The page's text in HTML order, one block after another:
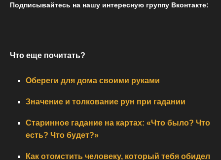
Подписывайтесь на нашу интересную группу Вконтакте:
Что еще почитать?
Обереги для дома своими руками
Значение и толкование рун при гадании
Старинное гадание на картах: «Что было? Что
есть? Что будет?»
Как отомстить человеку, который тебя обидел